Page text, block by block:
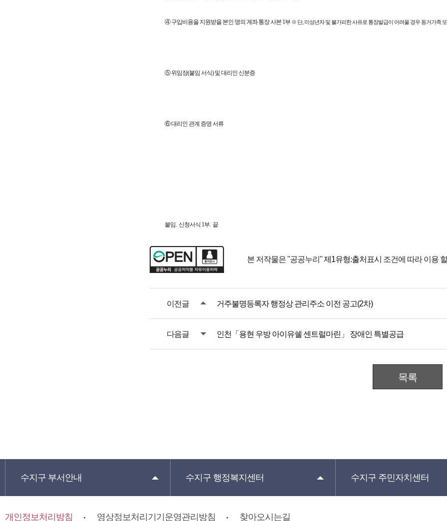
④ 구입비용을 지원받을 본인 명의 계좌 통장 사본 1부 ※ 단, 미성년자 및 불가피한 사유로 통장발급이 어려울 경우 동거가족
⑤ 위임장(붙임 서식) 및 대리인 신분증
⑥ 대리인 관계 증명 서류
붙임. 신청서식 1부. 끝
본 저작물은 "공공누리"제1유형:출처표시 조건에 따라 이용
이전글 거주불명등록자 행정상 관리주소 이전 공고(2차)
다음글 인천「용현 우방 아이유쉘 센트럴마린」 장애인 특별공급
목록
수지구 부서안내 수지구 행정복지센터 수지구 주민자치센터
개인정보처리방침 영상정보처리기기운영관리방침 찾아오시는길